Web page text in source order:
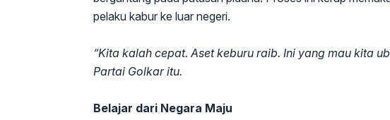
pelaku kabur ke luar negeri.
“Kita kalah cepat. Aset keburu raib. Ini yang mau kita
Partai Golkar itu.
Belajar dari Negara Maju